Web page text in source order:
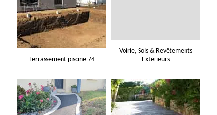
Terrassement piscine 74
Voirie, Sols & Revêtements
Extérieurs